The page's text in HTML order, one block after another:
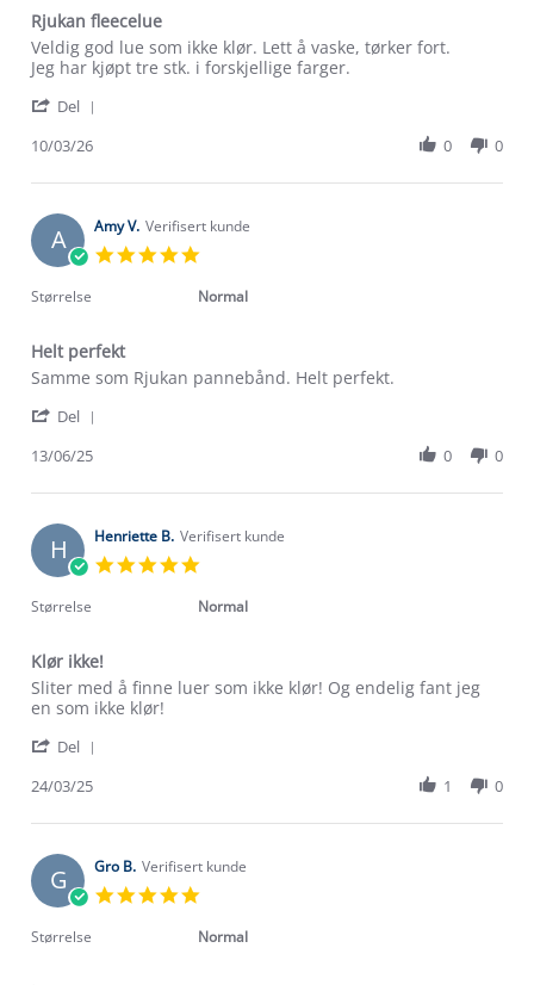
Rjukan fleecelue
Review
by
B.
10
2026
review
stating
fleecelue
Veldig god lue som ikke klør. Lett å vaske, tørker fort.
Jeg har kjøpt tre stk. i forskjellige farger.
Del
Kirstin
on
10
Mar
10/03/26 0 0
A Amy V. Verifisert kunde
rating
Størrelse Normal
Helt perfekt
Review
Amy
on
Jun
2025
review
Helt
Samme som Rjukan pannebånd. Helt perfekt.
Del
Amy
on
13
Jun
13/06/25 0 0
H Henriette B. Verifisert kunde
rating
Størrelse Normal
Klør ikke!
Review
by
B.
24
2025
review
stating
ikke!
Sliter med å finne luer som ikke klør! Og endelig fant jeg
en som ikke klør!
Del
Henriette
on
24
Mar
24/03/25 1 0
G Gro B. Verifisert kunde
rating
Størrelse Normal